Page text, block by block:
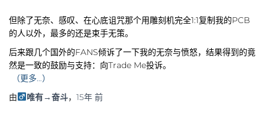
但除了无奈、感叹、在心底诅咒那个用雕刻机完全1:1复制我的PCB
的人以外，最多的还是束手无策。
后来跟几个国外的FANS倾诉了一下我的无奈与愤怒，结果得到的竟
然是一致的鼓励与支持：向Trade Me投诉。
（更多…）
由
唯有→奋斗， 15年前